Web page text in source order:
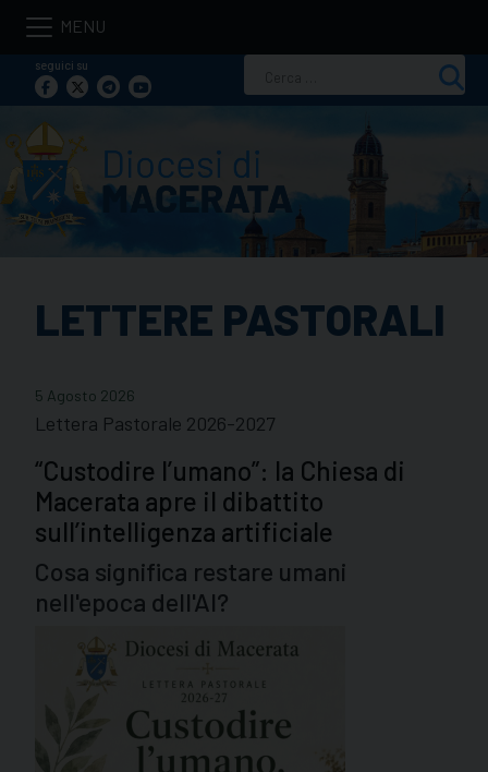
Skip
contentseguici su
per:
LETTERE PASTORALI
5 Agosto 2026
Lettera Pastorale 2026-2027
“Custodire l’umano”: la Chiesa di
Macerata apre il dibattito
sull’intelligenza artificiale
Cosa significa restare umani
nell'epoca dell'AI?